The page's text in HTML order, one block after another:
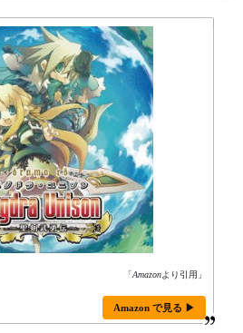
「Amazonより引用」
Amazon で見る ▶